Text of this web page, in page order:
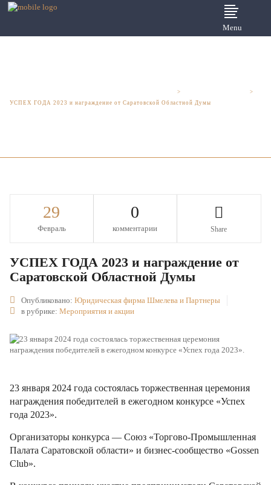
Menu
>
>
УСПЕХ ГОДА 2023 и награждение от Саратовской Областной Думы
29
Февраль
0
комментарии Share
УСПЕХ ГОДА 2023 и награждение от
Саратовской Областной Думы
Опубликовано: Юридическая фирма Шмелева и Партнеры
в рубрике: Мероприятия и акции
23 января 2024 года состоялась торжественная церемония
награждения победителей в ежегодном конкурсе «Успех
года 2023».
Организаторы конкурса — Союз «Торгово-Промышленная
Палата Саратовской области» и бизнес-сообщество «Gossen
Club».